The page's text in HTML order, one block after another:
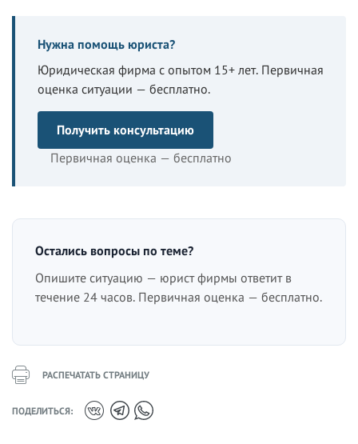
Нужна помощь юриста?
Юридическая фирма с опытом 15+ лет. Первичная
оценка ситуации — бесплатно.
Получить консультацию
Первичная оценка — бесплатно
Остались вопросы по теме?
Опишите ситуацию — юрист фирмы ответит в
течение 24 часов. Первичная оценка — бесплатно.
РАСПЕЧАТАТЬ СТРАНИЦУ
ПОДЕЛИТЬСЯ: